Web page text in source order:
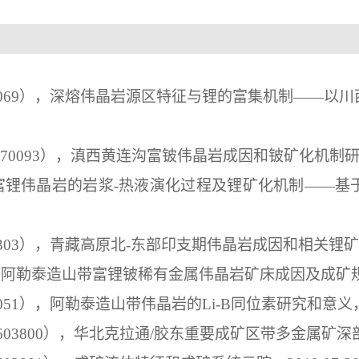
）， 深熔伟晶岩源区特征与锂的富集机制——以川
） ， 滇西黄连沟富铍伟晶岩成因和铍矿化机制
伟晶岩的岩浆-热液演化过程及锂矿化机制——基
），青藏高原北-东部印支期伟晶岩成因和相关锂
勒泰造山带富锂铍稀有金属伟晶岩矿床成因及成矿
），阿勒泰造山带伟晶岩的Li-B 同位素研究和意义
），华北克拉通/胶东重要成矿区带多金属矿深